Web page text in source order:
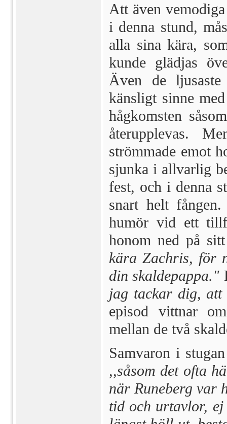
Att även
i denna stund,
alla sina kära,
kunde glädjas
Även de
känsligt sinne
hågkomsten
återupp­levas.
strömmade emot
sjunka i allvarlig
fest, och i denna
snart helt
humör vid ett
honom ned på
kära Zachris, för
din skaldepappa."
jag tackar dig,
epi­sod vittnar
mellan de två
Samvaron i
,,såsom det ofta
när Runeberg var
tid och urtavlor,